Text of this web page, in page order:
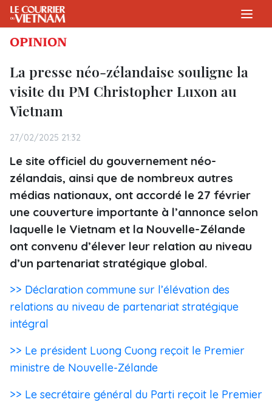
OPINION
La presse néo-zélandaise souligne la
visite du PM Christopher Luxon au
Vietnam
27/02/2025 21:32
Le site officiel du gouvernement néo-
zélandais, ainsi que de nombreux autres
médias nationaux, ont accordé le 27 février
une couverture importante à l’annonce selon
laquelle le Vietnam et la Nouvelle-Zélande
ont convenu d’élever leur relation au niveau
d’un partenariat stratégique global.
>> Déclaration commune sur l’élévation des
relations au niveau de partenariat stratégique
intégral
>> Le président Luong Cuong reçoit le Premier
ministre de Nouvelle-Zélande
>> Le secrétaire général du Parti reçoit le Premier